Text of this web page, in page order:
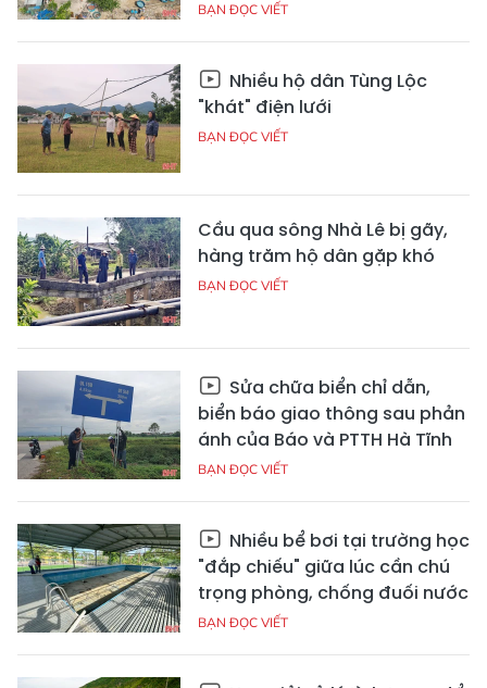
BẠN ĐỌC VIẾT
Nhiều hộ dân Tùng Lộc
"khát" điện lưới
BẠN ĐỌC VIẾT
Cầu qua sông Nhà Lê bị gãy,
hàng trăm hộ dân gặp khó
BẠN ĐỌC VIẾT
Sửa chữa biển chỉ dẫn,
biển báo giao thông sau phản
ánh của Báo và PTTH Hà Tĩnh
BẠN ĐỌC VIẾT
Nhiều bể bơi tại trường học
"đắp chiếu" giữa lúc cần chú
trọng phòng, chống đuối nước
BẠN ĐỌC VIẾT